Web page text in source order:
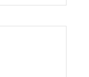
completo en
al mejor
un gran
a los más